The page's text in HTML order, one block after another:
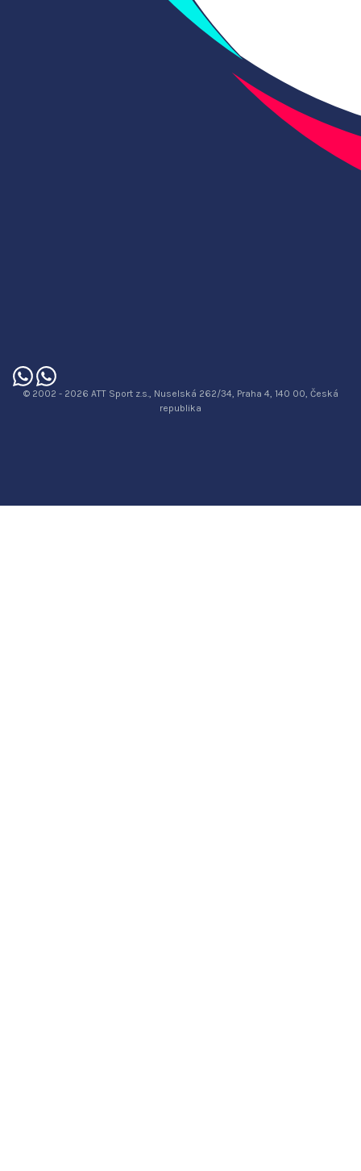
© 2002 - 2026 ATT Sport z.s., Nuselská 262/34, Praha 4, 140 00, Česká
republika